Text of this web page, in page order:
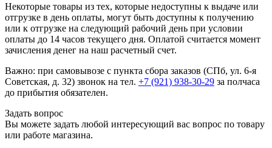
Некоторые товары из тех, которые недоступны к выдаче или
отгрузке в день оплаты, могут быть доступны к получению
или к отгрузке на следующий рабочий день при условии
оплаты до 14 часов текущего дня. Оплатой считается момент
зачисления денег на наш расчетный счет.
Важно: при самовывозе с пункта сборa заказов (СПб, ул. 6-я
Советская, д. 32) звонок на тел. +7 (921) 938-30-29 за полчаса
до прибытия обязателен.
Задать вопрос
Вы можете задать любой интересующий вас вопрос по товару
или работе магазина.